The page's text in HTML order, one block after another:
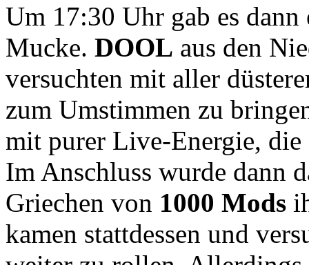
Um 17:30 Uhr gab es
Mucke. DOOL aus den
versuchten mit aller
zum Umstimmen zu
mit purer Live-Energie,
Im Anschluss wurde dann
Griechen von 1000 Mods
kamen stattdessen und